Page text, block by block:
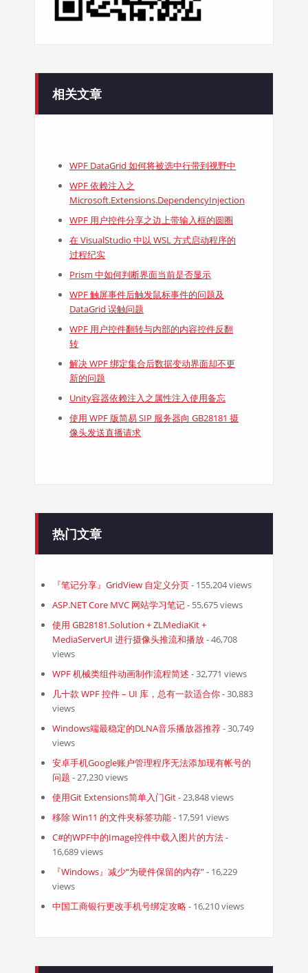
相关文章
WPF DataGrid 如何将被选中行带到视野中
WPF 依赖注入之
Microsoft.Extensions.DependencyInjection
WPF 用户控件分享之边上带输入框的圆圈
在 VisualStudio 中以 WSL 方式启动程序的
过程纪实
Prism 中如何判断界面当前是否显示
WPF 触屏事件后触发鼠标事件的问题及
DataGrid 误触问题
WPF 用户控件翻转与内部的内容控件反翻
转
解决 WPF 绑定集合后数据变动界面却不更
新的问题
Unity容器依赖注入之属性注入使用备忘
使用 WPF 版简易 SIP 服务器向 GB28181 摄
像头发送直播请求
热门文章
『笔记分享』GridView 自定义分页- 155,204 views
ASP.NET Core MVC 网站学习笔记- 55,675 views
使用 GB28181.Solution + ZLMediaKit +
MediaServerUI 进行摄像头推流和播放- 46,708
views
WPF 机械类组件动画制作流程简述 - 32,771 views
几十款 WPF 控件 – UI 库，总有一款适合你- 30,883
views
Windows端最稳定的DLNA音乐播放器推荐- 30,749
views
安卓手机Google账户管理程序无法添加现有帐号的
问题 - 27,230 views
使用Git Extensions简单入门Git- 23,848 views
移除 Win11 的文件夹标签功能- 17,591 views
C#的WPF中的Image控件中载入图片的方法-
16,689 views
『Windows』减少“为硬件保留的内存”- 16,229
views
中国工商银行更改手机号绑定攻略 - 16,210 views